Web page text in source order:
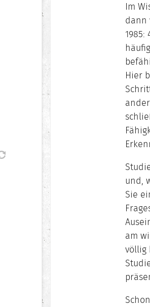
Im
dann
Hier
und,
Sie
am
völlig